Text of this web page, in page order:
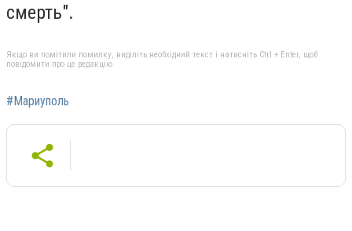
смерть".
Якщо ви помітили помилку, виділіть необхідний текст і натисніть Ctrl + Enter, щоб
повідомити про це редакцію
#Мариуполь